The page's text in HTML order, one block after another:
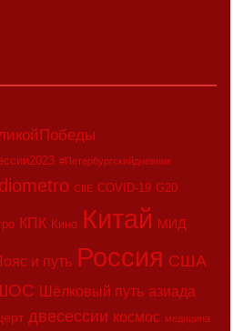
#Петербургскийдневник
CIIE COVID-19 G20
КПК Кино Китай МИД
и путь Россия США
Шёлковый путь азиада
двесессии космос медицина